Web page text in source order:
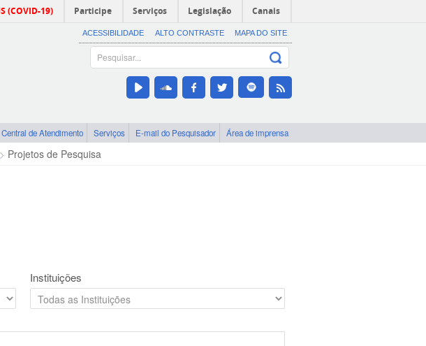
(COVID-19) Participe Serviços Legislação Canais
ACESSIBILIDADE ALTO CONTRASTE MAPA DO SITE
Central de Atendimento Serviços E-mail do Pesquisador Área de imprensa
Projetos de Pesquisa
Instituições